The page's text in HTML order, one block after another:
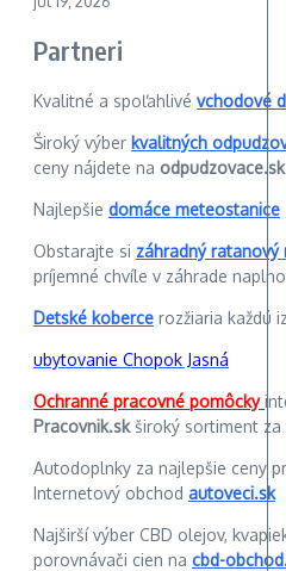
Partneri
Kvalitné a spoľahlivé vchodové
Široký výber kvalitných
ceny nájdete na odpudzovace.sk
Najlepšie domáce meteostanice
Obstarajte si záhradný ratanový
príjemné chvíle v záhrade
Detské koberce rozžiaria každú
ubytovanie Chopok Jasná
Ochranné pracovné pomôcky
Pracovnik.skširoký sortiment za
Autodoplnky za najlepšie ceny
Internetový obchod autoveci.sk
Najširší výber CBD olejov,
porovnávači cien na cbd-